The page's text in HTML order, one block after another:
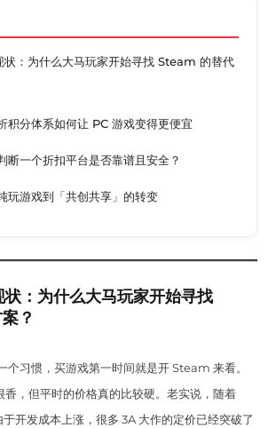
状：为什么大马玩家开始寻找 Steam 的替代
积分体系如何让 PC 游戏变得更便宜
断一个折扣平台是否靠谱且安全？
玩游戏到「共创共享」的转变
：为什么大马玩家开始寻找
？
个习惯，买游戏第一时间就是开 Steam 来看。
，但平时的价格真的比较硬。老实说，随着
开发成本上涨，很多 3A 大作的定价已经突破了